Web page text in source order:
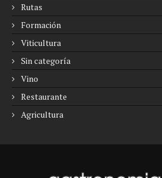
Rutas
Formación
Viticultura
Sin categoría
Vino
Restaurante
Agricultura